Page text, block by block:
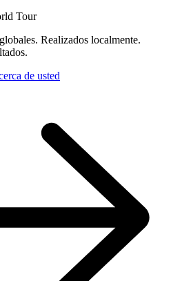
Tour
Realizados localmente.
de usted